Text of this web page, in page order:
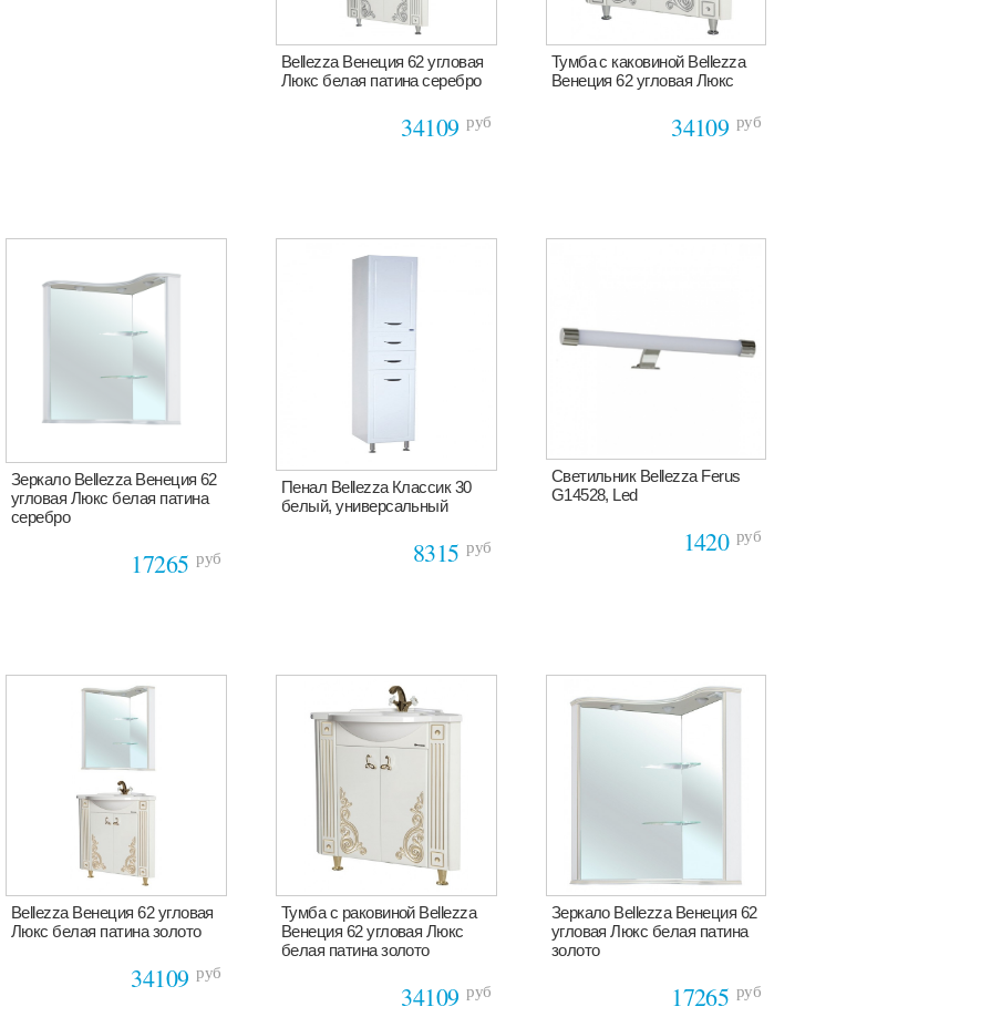
Bellezza Венеция 62 угловая
Люкс белая патина серебро
34109руб
Тумба с каковиной Bellezza
Венеция 62 угловая Люкс
34109 руб
Зеркало Bellezza Венеция 62
угловая Люкс белая патина
серебро
17265руб
Пенал Bellezza Классик 30
белый, универсальный
8315руб
Светильник Bellezza Ferus
G14528, Led
1420 руб
Bellezza Венеция 62 угловая
Люкс белая патина золото
34109руб
Тумба с раковиной Bellezza
Венеция 62 угловая Люкс
белая патина золото
34109руб
Зеркало Bellezza Венеция 62
угловая Люкс белая патина
золото
17265 руб